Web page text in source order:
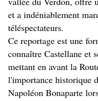
et a indéniablement
téléspectateurs.
Ce reportage est une
connaître Castellane et
mettant en avant la
l'importance historique
Napoléon Bonaparte